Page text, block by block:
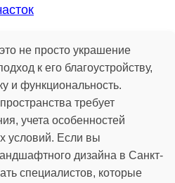
не просто украшение
к его благоустройству,
и функциональность.
требует
учета особенностей
условий. Если вы
дизайна в Санкт-
специалистов, которые